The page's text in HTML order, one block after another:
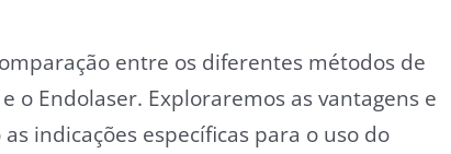
entre os diferentes métodos de
o Endolaser. Exploraremos as vantagens e
indicações específicas para o uso do